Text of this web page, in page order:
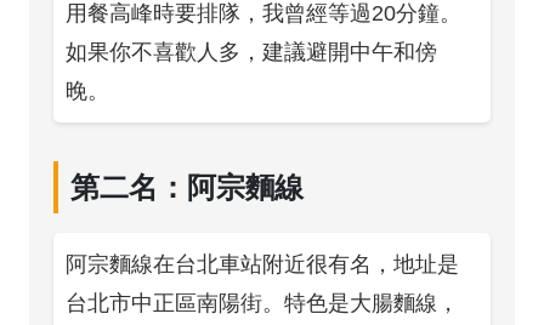
用餐高峰時要排隊，我曾經等過20分鐘。
如果你不喜歡人多，建議避開中午和傍
晚。
第二名：阿宗麵線
阿宗麵線在台北車站附近很有名，地址是
台北市中正區南陽街。特色是大腸麵線，